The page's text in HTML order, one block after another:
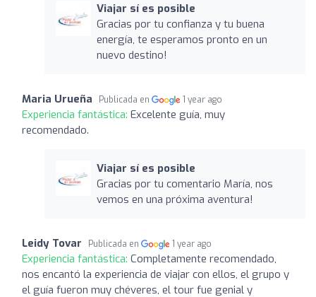
Viajar sí es posible
Gracias por tu confianza y tu buena
energía, te esperamos pronto en un
nuevo destino!
Maria Urueña Publicada en 1 year ago
Experiencia fantástica: Excelente guía, muy
recomendado.
Viajar sí es posible
Gracias por tu comentario María, nos
vemos en una próxima aventura!
Leidy Tovar Publicada en 1 year ago
Experiencia fantástica: Completamente recomendado,
nos encantó la experiencia de viajar con ellos, el grupo y
el guía fueron muy chéveres, el tour fue genial y